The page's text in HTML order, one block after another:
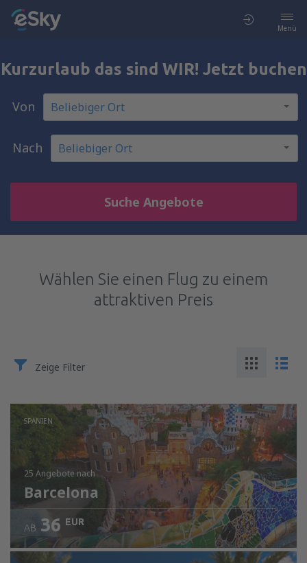
Menü
Kurzurlaub das sind WIR! Jetzt buchen
Von
Nach
Suche Angebote
Wählen Sie einen Flug zu einem
attraktiven Preis
Zeige Filter
SPANIEN
25 Angebote nach
Barcelona
AB 36 EUR